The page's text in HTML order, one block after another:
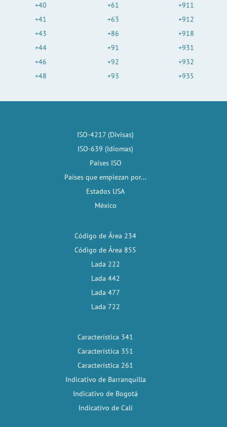
+40
+41
+43
+44
+46
+48
+61
+63
+86
+91
+92
+93
+911
+912
+918
+931
+932
+935
ISO-4217 (Divisas)
ISO-639 (Idiomas)
Países ISO
Países que empiezan por...
Estados USA
México
Código de Área 234
Código de Área 855
Lada 222
Lada 442
Lada 477
Lada 722
Característica 341
Característica 351
Característica 261
Indicativo de Barranquilla
Indicativo de Bogotá
Indicativo de Cali